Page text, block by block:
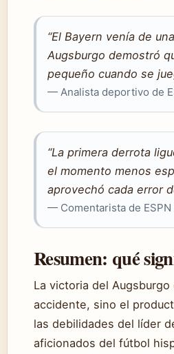
“El Bayern venía de
Augsburgo demostró
pequeño cuando se
— Analista deportivo de
“La primera derrota
el momento menos
aprovechó cada error
— Comentarista de
Resumen: qué
La victoria del
accidente, sino el
las debilidades del líder
aficionados del fútbol